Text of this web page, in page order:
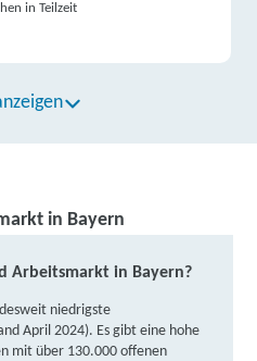
der Bayerischen
Karl-Stern-Straße 4,
Akademie gGmbH |
Partner
in Teilzeit
in Bayern
Arbeitsmarkt in Bayern?
niedrigste
April 2024). Es gibt eine hohe
mit über 130.000 offenen